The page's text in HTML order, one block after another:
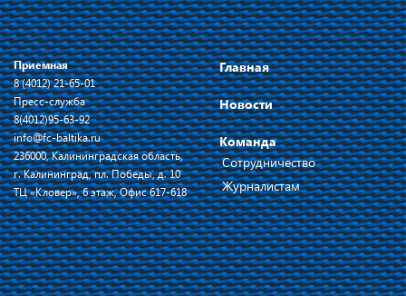
Приемная
8 (4012) 21-65-01
Пресс-служба
8(4012)95-63-92
info@fc-baltika.ru
236000, Калининградская область,
г. Калининград, пл. Победы, д. 10
ТЦ «Кловер», 6 этаж, Офис 617-618
Главная
Новости
Команда
Сотрудничество
Журналистам